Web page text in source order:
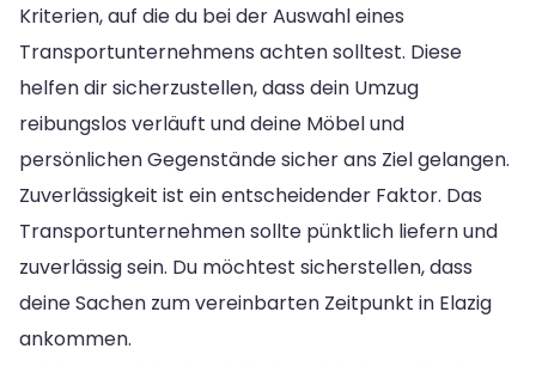
Kriterien, auf die du bei der Auswahl eines
Transportunternehmens achten solltest. Diese
helfen dir sicherzustellen, dass dein Umzug
reibungslos verläuft und deine Möbel und
persönlichen Gegenstände sicher ans Ziel gelangen.
Zuverlässigkeit ist ein entscheidender Faktor. Das
Transportunternehmen sollte pünktlich liefern und
zuverlässig sein. Du möchtest sicherstellen, dass
deine Sachen zum vereinbarten Zeitpunkt in Elazig
ankommen.